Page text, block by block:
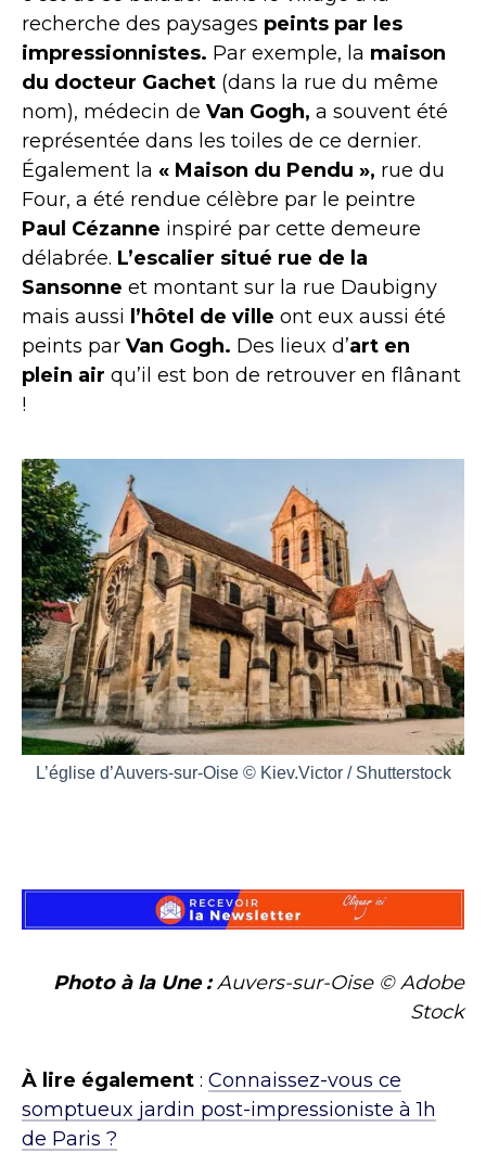
recherche des paysages peints par les
impressionnistes. Par exemple, la maison
du docteur Gachet (dans la rue du même
nom), médecin de Van Gogh, a souvent été
représentée dans les toiles de ce dernier.
Également la « Maison du Pendu », rue du
Four, a été rendue célèbre par le peintre
Paul Cézanne inspiré par cette demeure
délabrée. L’escalier situé rue de la
Sansonne et montant sur la rue Daubigny
mais aussi l’hôtel de ville ont eux aussi été
peints par Van Gogh. Des lieux d’art en
plein air qu’il est bon de retrouver en flânant
!
L’église d’Auvers-sur-Oise © Kiev.Victor / Shutterstock
Photo à la Une :Auvers-sur-Oise © Adobe
Stock
À lire également : Connaissez-vous ce
somptueux jardin post-impressioniste à 1h
de Paris ?